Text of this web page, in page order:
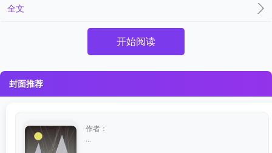
全文
开始阅读
封面推荐
作者：